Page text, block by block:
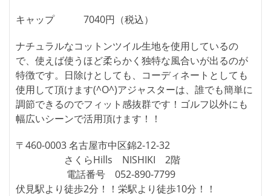
キャップ 7040円（税込）
ナチュラルなコットンツイル生地を使用しているの
で、使えば使うほど柔らかく独特な風合いが出るのが
特徴です。日除けとしても、コーディネートとしても
使用して頂けます(^O^)アジャスターは、誰でも簡単に
調節できるのでフィット感抜群です！ゴルフ以外にも
幅広いシーンで活用頂けます！！
〒460-0003 名古屋市中区錦2-12-32
さくらHills NISHIKI 2階
電話番号 052-890-7799
伏見駅より徒歩2分！！栄駅より徒歩10分！！